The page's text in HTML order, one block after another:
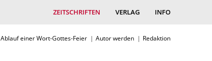
ZEITSCHRIFTEN VERLAG INFO
Ablauf einer Wort-Gottes-Feier Autor werden Redaktion